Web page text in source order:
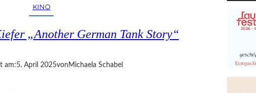
E
J
KINO
„Another German Tank Story“
am:5. April 2025von Michaela Schabel